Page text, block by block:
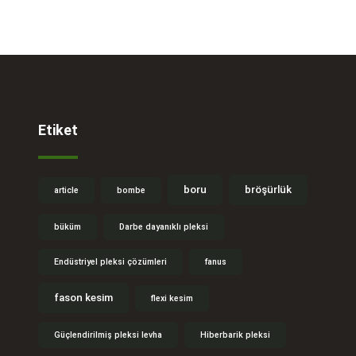
Etiket
article bombe boru bröşürlük
büküm Darbe dayanıklı pleksi
Endüstriyel pleksi çözümleri fanus
fason kesim flexi kesim
Güçlendirilmiş pleksi levha Hiberbarik pleksi